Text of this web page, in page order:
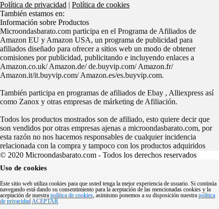
Política de privacidad | Política de cookies
También estamos en:
Información sobre Productos
Microondasbarato.com participa en el Programa de Afiliados de
Amazon EU y Amazon USA, un programa de publicidad para
afiliados diseñado para ofrecer a sitios web un modo de obtener
comisiones por publicidad, publicitando e incluyendo enlaces a
Amazon.co.uk/ Amazon.de/ de.buyvip.com/ Amazon.fr/
Amazon.it/it.buyvip.com/ Amazon.es/es.buyvip.com.
También participa en programas de afiliados de Ebay , Alliexpress así
como Zanox y otras empresas de márketing de Afiliación.
Todos los productos mostrados son de afiliado, esto quiere decir que
son vendidos por otras empresas ajenas a microondasbarato.com, por
esta razón no nos hacemos responsables de cualquier incidencia
relacionada con la compra y tampoco con los productos adquiridos
© 2020 Microondasbarato.com - Todos los derechos reservados
Uso de cookies
Este sitio web utiliza cookies para que usted tenga la mejor experiencia de usuario. Si continúa
navegando está dando su consentimiento para la aceptación de las mencionadas cookies y la
aceptación de nuestra política de cookies, asimismo ponemos a su disposición nuestra política
de privacidadACEPTAR